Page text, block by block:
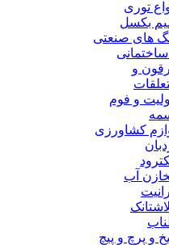
توری
بکسل
های صنعتی
و
و فوم
کشاورزی
آب
و پرچ و پیچ